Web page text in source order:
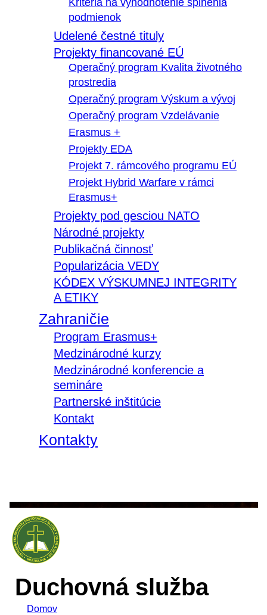
Kritériá na vyhodnotenie splnenia
podmienok
Udelené čestné tituly
Projekty financované EÚ
Operačný program Kvalita životného
prostredia
Operačný program Výskum a vývoj
Operačný program Vzdelávanie
Erasmus +
Projekty EDA
Projekt 7. rámcového programu EÚ
Projekt Hybrid Warfare v rámci
Erasmus+
Projekty pod gesciou NATO
Národné projekty
Publikačná činnosť
Popularizácia VEDY
KÓDEX VÝSKUMNEJ INTEGRITY
A ETIKY
Zahraničie
Program Erasmus+
Medzinárodné kurzy
Medzinárodné konferencie a
semináre
Partnerské inštitúcie
Kontakt
Kontakty
Duchovná služba
Domov